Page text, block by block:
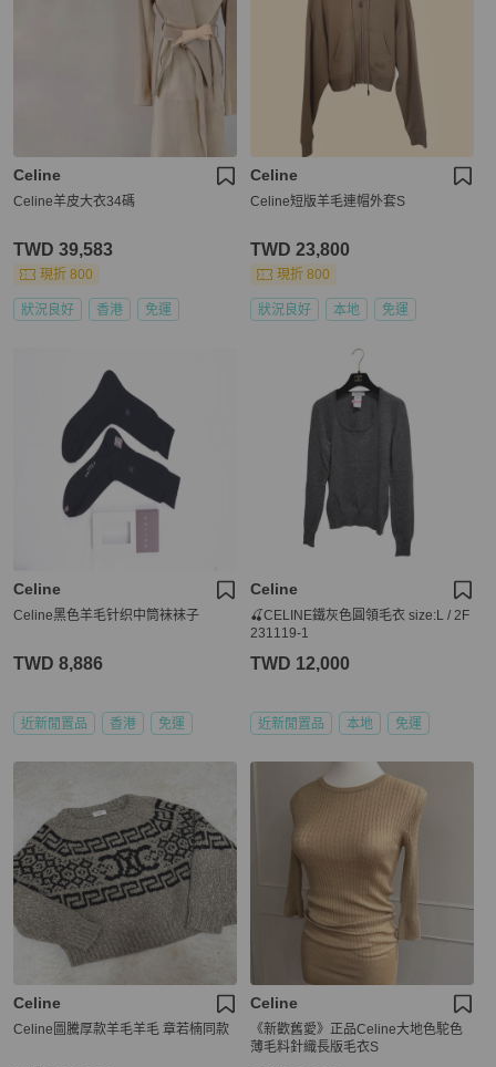
Celine
Celine羊皮大衣34碼
TWD 39,583
現折 800
狀況良好 香港 免運
Celine
Celine短版羊毛連帽外套S
TWD 23,800
現折 800
狀況良好 本地 免運
Celine
Celine黑色羊毛针织中筒袜袜子
TWD 8,886
近新閒置品 香港 免運
Celine
🍒CELINE鐵灰色圓領毛衣 size:L / 2F
231119-1
TWD 12,000
近新閒置品 本地 免運
Celine
Celine圖騰厚款羊毛羊毛 章若楠同款
Celine
《新歡舊愛》正品Celine大地色駝色
薄毛料針織長版毛衣S